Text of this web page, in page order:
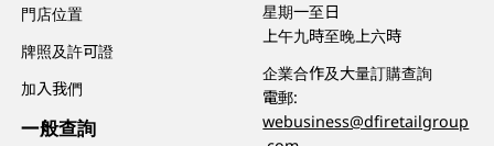
門店位置
牌照及許可證
加入我們
一般查詢
星期一至日
上午九時至晚上六時
企業合作及大量訂購查詢
電郵:
webusiness@dfiretailgroup